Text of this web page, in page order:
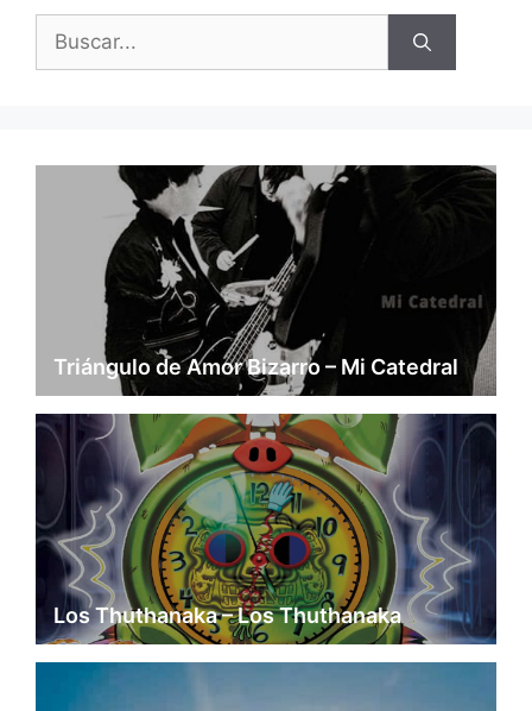
Buscar:
Triángulo de Amor Bizarro – Mi Catedral
Los Thuthanaka – Los Thuthanaka